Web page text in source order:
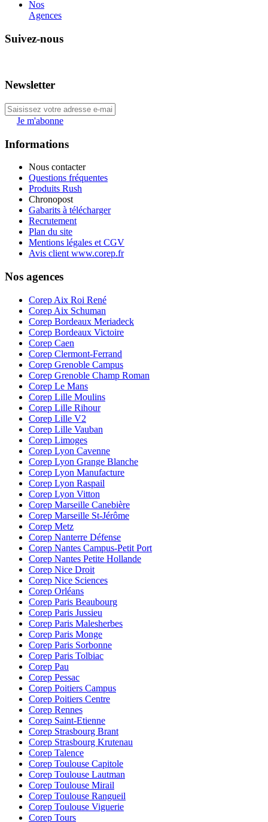
Nos
Agences
Suivez-nous
Newsletter
Je m'abonne
Informations
Nous contacter
Questions fréquentes
Produits Rush
Chronopost
Gabarits à télécharger
Recrutement
Plan du site
Mentions légales et CGV
Avis client www.corep.fr
Nos agences
Corep Aix Roi René
Corep Aix Schuman
Corep Bordeaux Meriadeck
Corep Bordeaux Victoire
Corep Caen
Corep Clermont-Ferrand
Corep Grenoble Campus
Corep Grenoble Champ Roman
Corep Le Mans
Corep Lille Moulins
Corep Lille Rihour
Corep Lille V2
Corep Lille Vauban
Corep Limoges
Corep Lyon Cavenne
Corep Lyon Grange Blanche
Corep Lyon Manufacture
Corep Lyon Raspail
Corep Lyon Vitton
Corep Marseille Canebière
Corep Marseille St-Jérôme
Corep Metz
Corep Nanterre Défense
Corep Nantes Campus-Petit Port
Corep Nantes Petite Hollande
Corep Nice Droit
Corep Nice Sciences
Corep Orléans
Corep Paris Beaubourg
Corep Paris Jussieu
Corep Paris Malesherbes
Corep Paris Monge
Corep Paris Sorbonne
Corep Paris Tolbiac
Corep Pau
Corep Pessac
Corep Poitiers Campus
Corep Poitiers Centre
Corep Rennes
Corep Saint-Etienne
Corep Strasbourg Brant
Corep Strasbourg Krutenau
Corep Talence
Corep Toulouse Capitole
Corep Toulouse Lautman
Corep Toulouse Mirail
Corep Toulouse Rangueil
Corep Toulouse Viguerie
Corep Tours